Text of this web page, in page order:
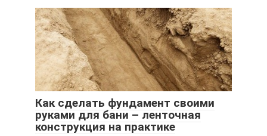
Как сделать фундамент своими
руками для бани – ленточная
конструкция на практике